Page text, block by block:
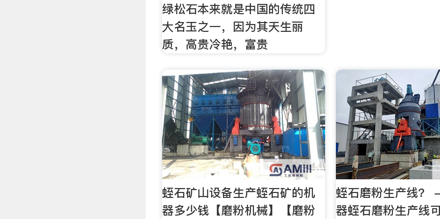
绿松石本来就是中国的传统四
大名玉之一，因为其天生丽
质，高贵冷艳，富贵
蛭石矿山设备生产蛭石矿的机
器多少钱【磨粉机械】【磨粉
蛭石磨粉生产线？
器蛭石磨粉生产线